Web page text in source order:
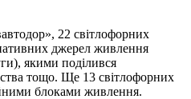
22 світлофорних
джерел живлення
якими поділився
тощо. Ще 13 світлофорних
блоками живлення.